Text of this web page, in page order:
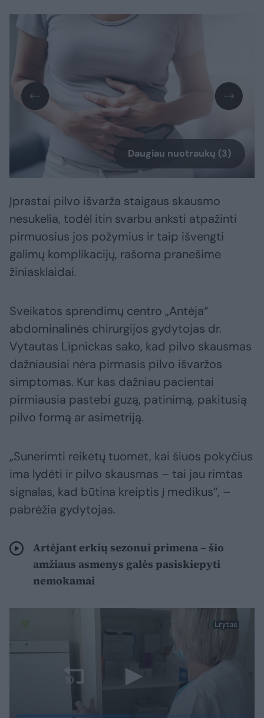
Daugiau nuotraukų (3)
Įprastai pilvo išvarža staigaus skausmo
nesukelia, todėl itin svarbu anksti atpažinti
pirmuosius jos požymius ir taip išvengti
galimų komplikacijų, rašoma pranešime
žiniasklaidai.
Sveikatos sprendimų centro „Antėja“
abdominalinės chirurgijos gydytojas dr.
Vytautas Lipnickas sako, kad pilvo skausmas
dažniausiai nėra pirmasis pilvo išvaržos
simptomas. Kur kas dažniau pacientai
pirmiausia pastebi guzą, patinimą, pakitusią
pilvo formą ar asimetriją.
„Sunerimti reikėtų tuomet, kai šiuos pokyčius
ima lydėti ir pilvo skausmas – tai jau rimtas
signalas, kad būtina kreiptis į medikus“, –
pabrėžia gydytojas.
Artėjant erkių sezonui primena – šio
amžiaus asmenys galės pasiskiepyti
nemokamai